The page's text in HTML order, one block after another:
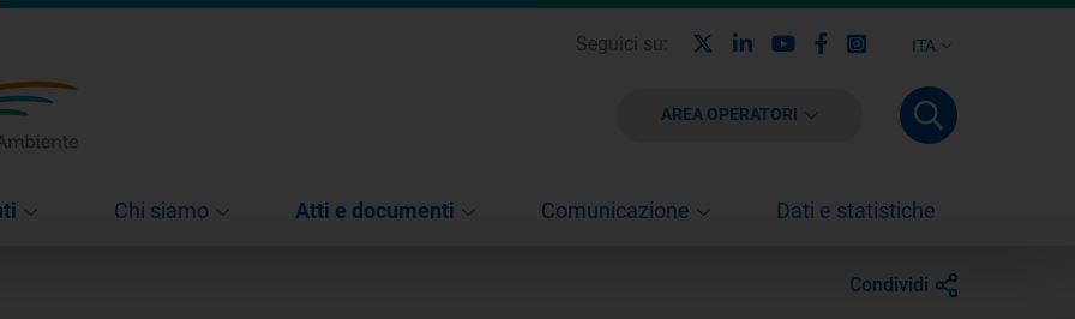
ITA
Seguici su: LinkedinYoutubeFacebook
Instagram
AREA OPERATORI
Chi siamo Atti e documenti Comunicazione Dati e statistiche
Condividi